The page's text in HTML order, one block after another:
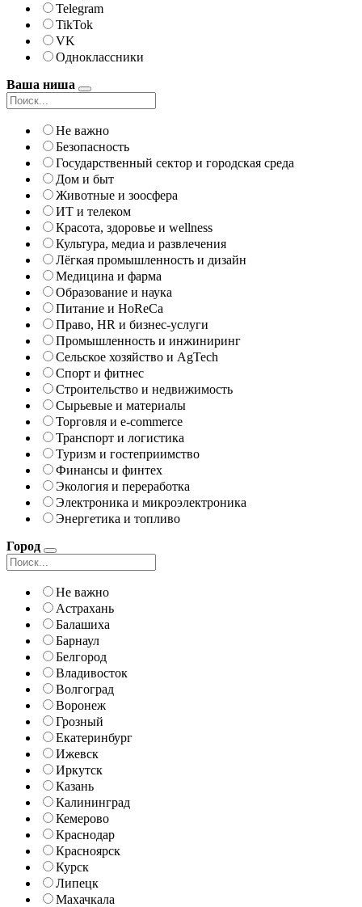
Telegram
TikTok
VK
Одноклассники
Ваша ниша
Не важно
Безопасность
Государственный сектор и городская среда
Дом и быт
Животные и зоосфера
ИТ и телеком
Красота, здоровье и wellness
Культура, медиа и развлечения
Лёгкая промышленность и дизайн
Медицина и фарма
Образование и наука
Питание и HoReCa
Право, HR и бизнес-услуги
Промышленность и инжиниринг
Сельское хозяйство и AgTech
Спорт и фитнес
Строительство и недвижимость
Сырьевые и материалы
Торговля и e-commerce
Транспорт и логистика
Туризм и гостеприимство
Финансы и финтех
Экология и переработка
Электроника и микроэлектроника
Энергетика и топливо
Город
Не важно
Астрахань
Балашиха
Барнаул
Белгород
Владивосток
Волгоград
Воронеж
Грозный
Екатеринбург
Ижевск
Иркутск
Казань
Калининград
Кемерово
Краснодар
Красноярск
Курск
Липецк
Махачкала